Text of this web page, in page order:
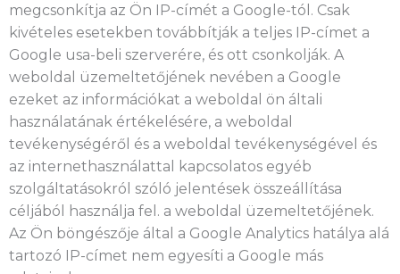
megcsonkítja az Ön IP-címét a Google-tól. Csak
kivételes esetekben továbbítják a teljes IP-címet a
Google usa-beli szerverére, és ott csonkolják. A
weboldal üzemeltetőjének nevében a Google
ezeket az információkat a weboldal ön általi
használatának értékelésére, a weboldal
tevékenységéről és a weboldal tevékenységével és
az internethasználattal kapcsolatos egyéb
szolgáltatásokról szóló jelentések összeállítása
céljából használja fel. a weboldal üzemeltetőjének.
Az Ön böngészője által a Google Analytics hatálya alá
tartozó IP-címet nem egyesíti a Google más